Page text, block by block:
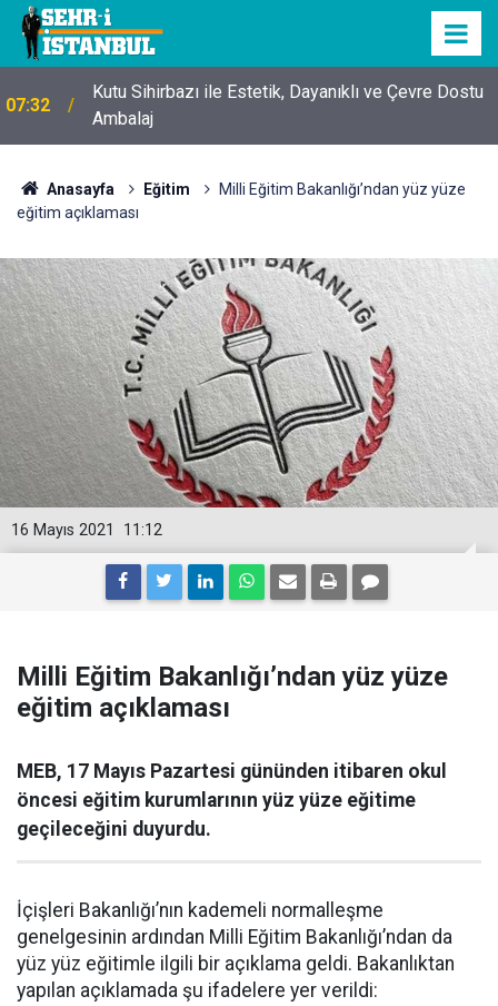
07:32
Kutu Sihirbazı ile Estetik, Dayanıklı ve Çevre Dostu
Ambalaj
Anasayfa Eğitim
Milli Eğitim Bakanlığı’ndan yüz yüze
eğitim açıklaması
11:12
16 Mayıs 2021
Milli Eğitim Bakanlığı’ndan yüz yüze
eğitim açıklaması
MEB, 17 Mayıs Pazartesi gününden itibaren okul
öncesi eğitim kurumlarının yüz yüze eğitime
geçileceğini duyurdu.
İçişleri Bakanlığı’nın kademeli normalleşme
genelgesinin ardından Milli Eğitim Bakanlığı’ndan da
yüz yüz eğitimle ilgili bir açıklama geldi. Bakanlıktan
yapılan açıklamada şu ifadelere yer verildi: